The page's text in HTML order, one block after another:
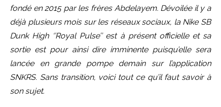
fondé en 2015 par les frères Abdelayem. Dévoilée il y a
déjà plusieurs mois sur les réseaux sociaux, la Nike SB
Dunk High ‘’Royal Pulse’’ est à présent officielle et sa
sortie est pour ainsi dire imminente puisqu’elle sera
lancée en grande pompe demain sur l’application
SNKRS. Sans transition, voici tout ce qu’il faut savoir à
son sujet.